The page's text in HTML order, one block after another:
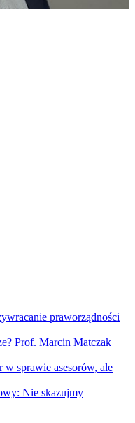
praworządności
Prof. Marcin Matczak
w sprawie asesorów, ale
Nie skazujmy